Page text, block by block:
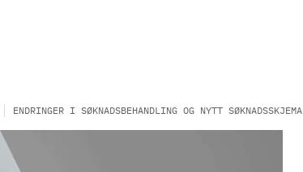
ENDRINGER I SØKNADSBEHANDLING OG NYTT SØKNADSSKJEMA